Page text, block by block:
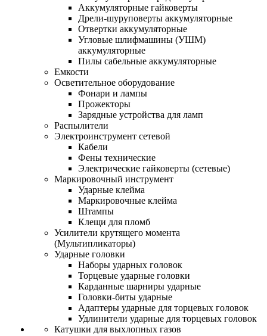
Аккумуляторные гайковерты
Дрели-шуруповерты аккумуляторные
Отвертки аккумуляторные
Угловые шлифмашины (УШМ)
аккумуляторные
Пилы сабельные аккумуляторные
Емкости
Осветительное оборудование
Фонари и лампы
Прожекторы
Зарядные устройства для ламп
Распылители
Электроинструмент сетевой
Кабели
Фены технические
Электрические гайковерты (сетевые)
Маркировочный инструмент
Ударные клейма
Маркировочные клейма
Штампы
Клещи для пломб
Усилители крутящего момента
(Мультипликаторы)
Ударные головки
Наборы ударных головок
Торцевые ударные головки
Карданные шарниры ударные
Головки-биты ударные
Адаптеры ударные для торцевых головок
Удлинители ударные для торцевых головок
Катушки для выхлопных газов